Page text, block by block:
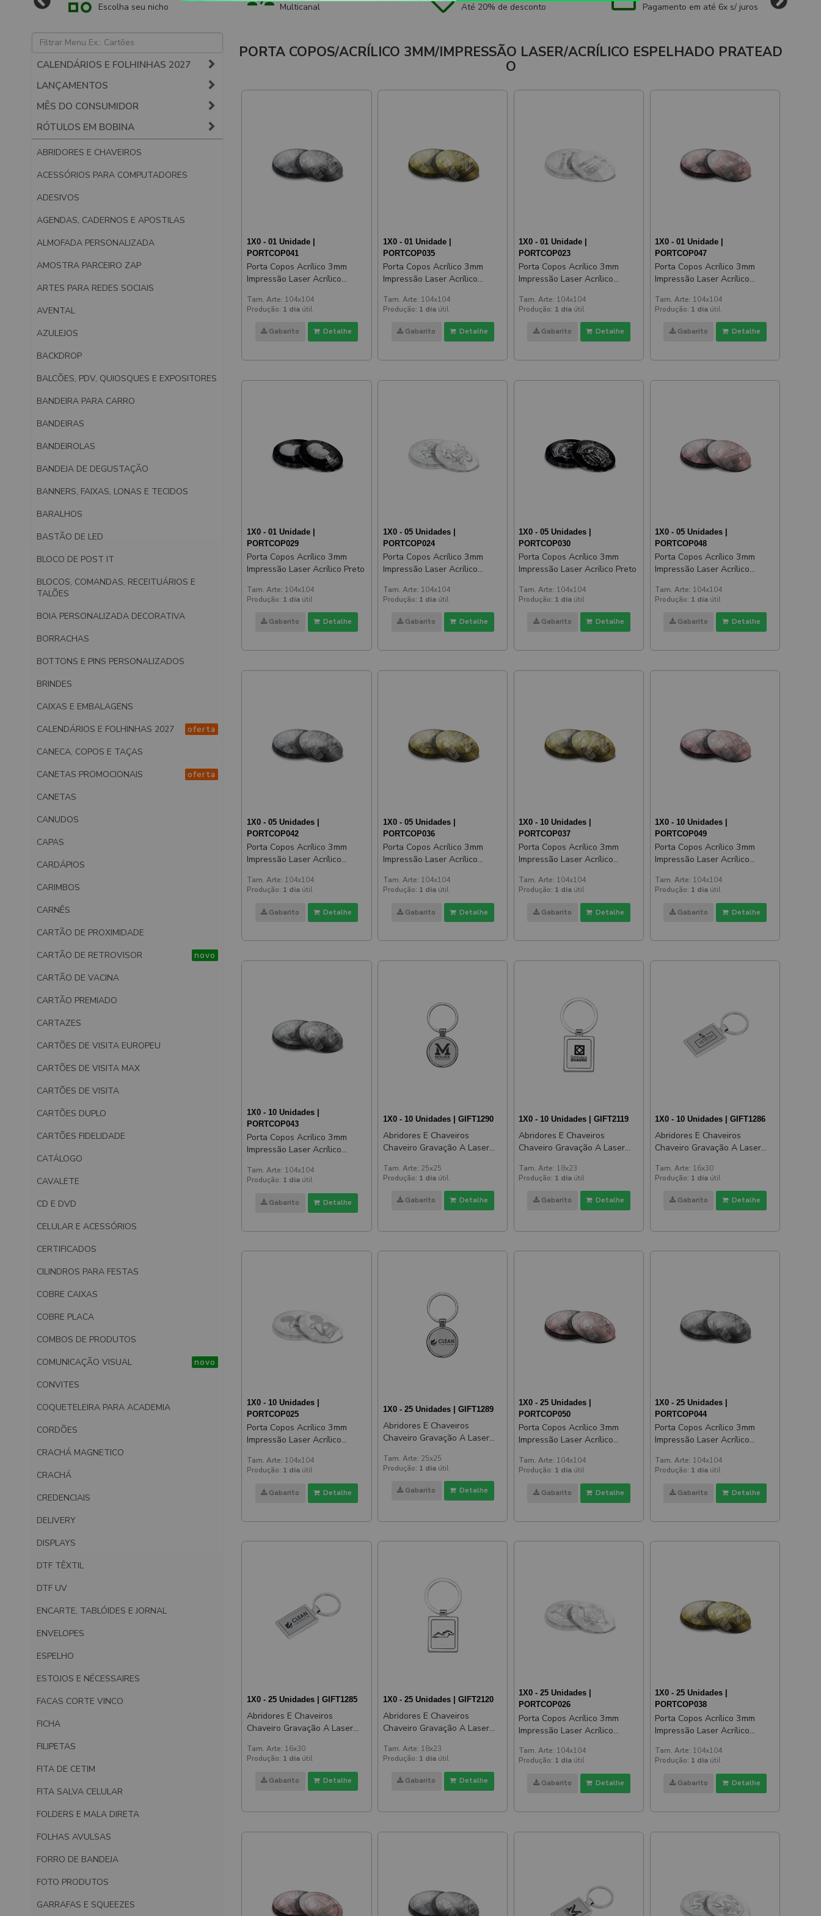
Escolha seu nicho Multicanal Até 20% de desconto Pagamento em até 6x s/ juros
CALENDÁRIOS E FOLHINHAS 2027
LANÇAMENTOS
MÊS DO CONSUMIDOR
RÓTULOS EM BOBINA
ABRIDORES E CHAVEIROS
ACESSÓRIOS PARA COMPUTADORES
ADESIVOS
AGENDAS, CADERNOS E APOSTILAS
ALMOFADA PERSONALIZADA
AMOSTRA PARCEIRO ZAP
ARTES PARA REDES SOCIAIS
AVENTAL
AZULEJOS
BACKDROP
BALCÕES, PDV, QUIOSQUES E EXPOSITORES
BANDEIRA PARA CARRO
BANDEIRAS
BANDEIROLAS
BANDEJA DE DEGUSTAÇÃO
BANNERS, FAIXAS, LONAS E TECIDOS
BARALHOS
BASTÃO DE LED
BLOCO DE POST IT
BLOCOS, COMANDAS, RECEITUÁRIOS E
TALÕES
BOIA PERSONALIZADA DECORATIVA
BORRACHAS
BOTTONS E PINS PERSONALIZADOS
BRINDES
CAIXAS E EMBALAGENS
CALENDÁRIOS E FOLHINHAS 2027
oferta
CANECA, COPOS E TAÇAS
CANETAS PROMOCIONAIS
oferta
CANETAS
CANUDOS
CAPAS
CARDÁPIOS
CARIMBOS
CARNÊS
CARTÃO DE PROXIMIDADE
CARTÃO DE RETROVISOR
novo
CARTÃO DE VACINA
CARTÃO PREMIADO
CARTAZES
CARTÕES DE VISITA EUROPEU
CARTÕES DE VISITA MAX
CARTÕES DE VISITA
CARTÕES DUPLO
CARTÕES FIDELIDADE
CATÁLOGO
CAVALETE
CD E DVD
CELULAR E ACESSÓRIOS
CERTIFICADOS
CILINDROS PARA FESTAS
COBRE CAIXAS
COBRE PLACA
COMBOS DE PRODUTOS
COMUNICAÇÃO VISUAL
novo
CONVITES
COQUETELEIRA PARA ACADEMIA
CORDÕES
CRACHÁ MAGNETICO
CRACHÁ
CREDENCIAIS
DELIVERY
DISPLAYS
DTF TÊXTIL
DTF UV
ENCARTE, TABLÓIDES E JORNAL
ENVELOPES
ESPELHO
ESTOJOS E NÉCESSAIRES
FACAS CORTE VINCO
FICHA
FILIPETAS
FITA DE CETIM
FITA SALVA CELULAR
FOLDERS E MALA DIRETA
FOLHAS AVULSAS
FORRO DE BANDEJA
FOTO PRODUTOS
GARRAFAS E SQUEEZES
PORTA COPOS/ACRÍLICO 3MM/IMPRESSÃO LASER/ACRÍLICO ESPELHADO PRATEAD
O
1X0 - 01 Unidade |
PORTCOP041
Porta Copos Acrílico 3mm
Impressão Laser Acrílico
Tam. Arte: 104x104
Produção: 1 dia útil
Gabarito Detalhe
1X0 - 01 Unidade |
PORTCOP035
Porta Copos Acrílico 3mm
Impressão Laser Acrílico
Tam. Arte: 104x104
Produção: 1 dia útil
Gabarito Detalhe
1X0 - 01 Unidade |
PORTCOP023
Porta Copos Acrílico 3mm
Impressão Laser Acrílico
Tam. Arte: 104x104
Produção: 1 dia útil
Gabarito Detalhe
1X0 - 01 Unidade |
PORTCOP047
Porta Copos Acrílico 3mm
Impressão Laser Acrílico
Tam. Arte: 104x104
Produção: 1 dia útil
Gabarito Detalhe
1X0 - 01 Unidade |
PORTCOP029
Porta Copos Acrílico 3mm
Impressão Laser Acrílico Preto
Tam. Arte: 104x104
Produção: 1 dia útil
Gabarito Detalhe
1X0 - 05 Unidades |
PORTCOP024
Porta Copos Acrílico 3mm
Impressão Laser Acrílico
Tam. Arte: 104x104
Produção: 1 dia útil
Gabarito Detalhe
1X0 - 05 Unidades |
PORTCOP030
Porta Copos Acrílico 3mm
Impressão Laser Acrílico Preto
Tam. Arte: 104x104
Produção: 1 dia útil
Gabarito Detalhe
1X0 - 05 Unidades |
PORTCOP048
Porta Copos Acrílico 3mm
Impressão Laser Acrílico
Tam. Arte: 104x104
Produção: 1 dia útil
Gabarito Detalhe
1X0 - 05 Unidades |
PORTCOP042
Porta Copos Acrílico 3mm
Impressão Laser Acrílico
Tam. Arte: 104x104
Produção: 1 dia útil
Gabarito Detalhe
1X0 - 05 Unidades |
PORTCOP036
Porta Copos Acrílico 3mm
Impressão Laser Acrílico
Tam. Arte: 104x104
Produção: 1 dia útil
Gabarito Detalhe
1X0 - 10 Unidades |
PORTCOP037
Porta Copos Acrílico 3mm
Impressão Laser Acrílico
Tam. Arte: 104x104
Produção: 1 dia útil
Gabarito Detalhe
1X0 - 10 Unidades |
PORTCOP049
Porta Copos Acrílico 3mm
Impressão Laser Acrílico
Tam. Arte: 104x104
Produção: 1 dia útil
Gabarito Detalhe
1X0 - 10 Unidades |
PORTCOP043
Porta Copos Acrílico 3mm
Impressão Laser Acrílico
Tam. Arte: 104x104
Produção: 1 dia útil
Gabarito Detalhe
1X0 - 10 Unidades | GIFT1290
Abridores E Chaveiros
Chaveiro Gravação A Laser
Tam. Arte: 25x25
Produção: 1 dia útil
Gabarito Detalhe
1X0 - 10 Unidades | GIFT2119
Abridores E Chaveiros
Chaveiro Gravação A Laser
Tam. Arte: 18x23
Produção: 1 dia útil
Gabarito Detalhe
1X0 - 10 Unidades | GIFT1286
Abridores E Chaveiros
Chaveiro Gravação A Laser
Tam. Arte: 16x30
Produção: 1 dia útil
Gabarito Detalhe
1X0 - 10 Unidades |
PORTCOP025
Porta Copos Acrílico 3mm
Impressão Laser Acrílico
Tam. Arte: 104x104
Produção: 1 dia útil
Gabarito Detalhe
1X0 - 25 Unidades | GIFT1289
Abridores E Chaveiros
Chaveiro Gravação A Laser
Tam. Arte: 25x25
Produção: 1 dia útil
Gabarito Detalhe
1X0 - 25 Unidades |
PORTCOP050
Porta Copos Acrílico 3mm
Impressão Laser Acrílico
Tam. Arte: 104x104
Produção: 1 dia útil
Gabarito Detalhe
1X0 - 25 Unidades |
PORTCOP044
Porta Copos Acrílico 3mm
Impressão Laser Acrílico
Tam. Arte: 104x104
Produção: 1 dia útil
Gabarito Detalhe
1X0 - 25 Unidades | GIFT1285
Abridores E Chaveiros
Chaveiro Gravação A Laser
Tam. Arte: 16x30
Produção: 1 dia útil
Gabarito Detalhe
1X0 - 25 Unidades | GIFT2120
Abridores E Chaveiros
Chaveiro Gravação A Laser
Tam. Arte: 18x23
Produção: 1 dia útil
Gabarito Detalhe
1X0 - 25 Unidades |
PORTCOP026
Porta Copos Acrílico 3mm
Impressão Laser Acrílico
Tam. Arte: 104x104
Produção: 1 dia útil
Gabarito Detalhe
1X0 - 25 Unidades |
PORTCOP038
Porta Copos Acrílico 3mm
Impressão Laser Acrílico
Tam. Arte: 104x104
Produção: 1 dia útil
Gabarito Detalhe